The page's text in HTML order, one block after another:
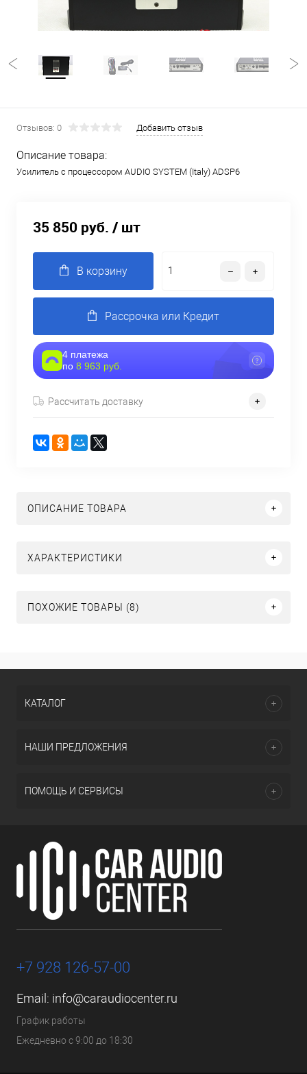
Отзывов: 0 Добавить отзыв
Описание товара:
Усилитель с процессором AUDIO SYSTEM (Italy) ADSP6
35 850 руб. / шт
В корзину
Рассрочка или Кредит
4 платежа
по 8 963 руб.
Рассчитать доставку
ОПИСАНИЕ ТОВАРА
ХАРАКТЕРИСТИКИ
ПОХОЖИЕ ТОВАРЫ (8)
КАТАЛОГ
НАШИ ПРЕДЛОЖЕНИЯ
ПОМОЩЬ И СЕРВИСЫ
+7 928 126-57-00
Email: info@caraudiocenter.ru
График работы
Ежедневно с 9:00 до 18:30